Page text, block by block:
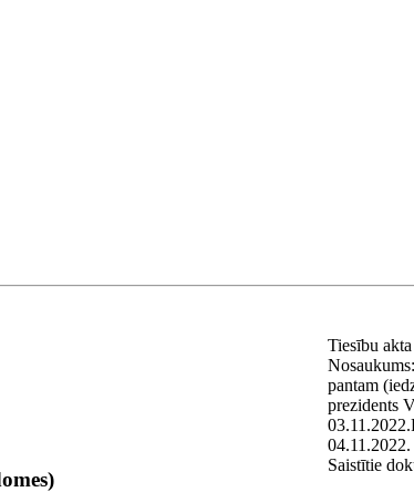
Tiesību akta
Nosaukums:
pantam
prezidents
03.11.2022.
04.11.2022.
Saistītie